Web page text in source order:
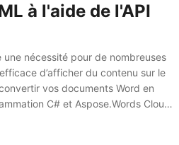
à l'aide de l'API
nécessité pour de nombreuses
d’afficher du contenu sur le
vos documents Word en
C# et Aspose.Words Cloud
permet de partager plus